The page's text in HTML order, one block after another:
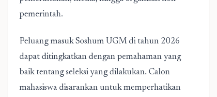
pemerintah.
Peluang masuk Soshum UGM di tahun 2026
dapat ditingkatkan dengan pemahaman yang
baik tentang seleksi yang dilakukan. Calon
mahasiswa disarankan untuk memperhatikan